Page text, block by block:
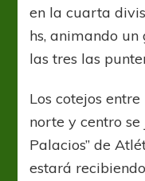
en la cuarta
hs, animando
las tres las
Los cotejos
norte y centro
Palacios” de
estará